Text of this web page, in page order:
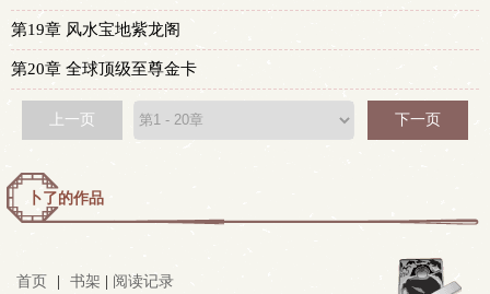
第19章 风水宝地紫龙阁
第20章 全球顶级至尊金卡
上一页 下一页
卜了的作品
首页 书架 阅读记录